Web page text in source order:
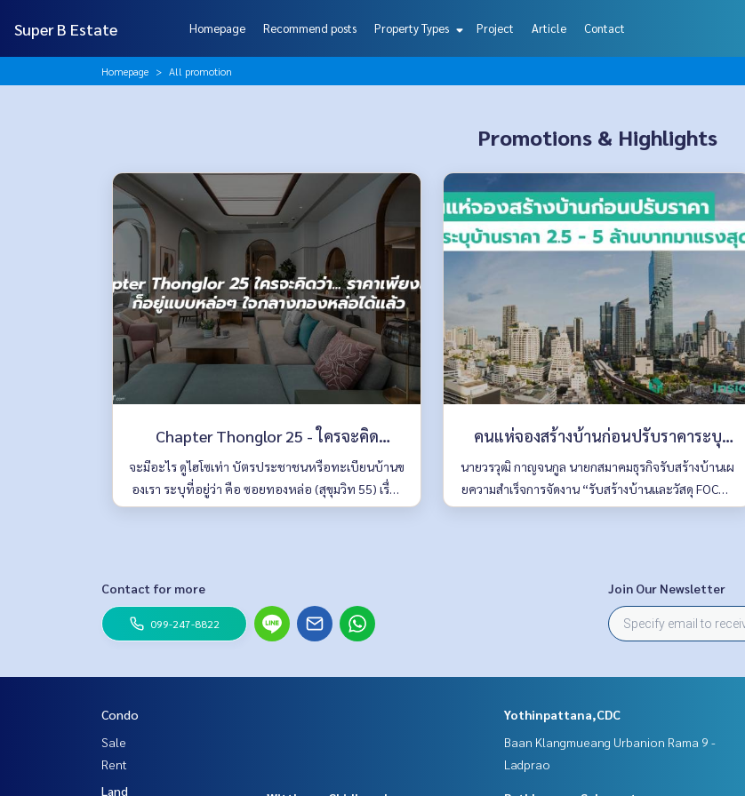
Super B Estate Homepage Recommend posts Property Types Project Article Contact
Homepage All promotion
Promotions & Highlights
Chapter Thonglor 25 - ใครจะคิด
ว่า...ราคาเพียงเท่านี้ ก็อยู่แบบหล่อๆ
ใจกลางทองหล่อได้แล้ว
จะมีอะไร ดูไฮโซเท่า บัตรประชาชนหรือทะเบียนบ้านข
องเรา ระบุที่อยู่ว่า คือ ซอยทองหล่อ (สุขุมวิท 55) เรื่อง
นี้เอาจริงๆเป็นความภาคภูมิใจของใครหลายๆคนเลยที่มี
คนแห่จองสร้างบ้านก่อนปรับราคาระบุ
บ้านราคา 2.5 - 5 ล้านบาท มาแรงสุด
นายวรวุฒิ กาญจนกูล นายกสมาคมธุรกิจรับสร้างบ้านเผ
ยความสำเร็จการจัดงาน “รับสร้างบ้านและวัสดุ FOCUS
2022” ว่าตลอด 5 วันของการจัดงาน ระหว่างวันที่ 30 มี
Contact for more
099-247-8822
Join Our Newsletter
Condo
Sale
Rent
Land
Yothinpattana,CDC
Baan Klangmueang Urbanion Rama 9 -
Ladprao